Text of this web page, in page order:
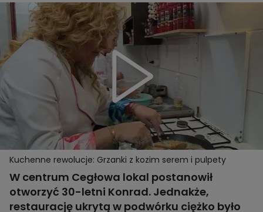
Kuchenne rewolucje: Grzanki z kozim serem i pulpety
W centrum Cegłowa lokal postanowił
otworzyć 30-letni Konrad. Jednakże,
restaurację ukrytą w podwórku ciężko było